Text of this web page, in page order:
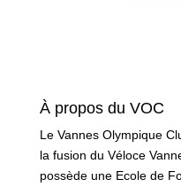
À propos du VOC
Le Vannes Olympique
la fusion du Véloce
possède une Ecole de